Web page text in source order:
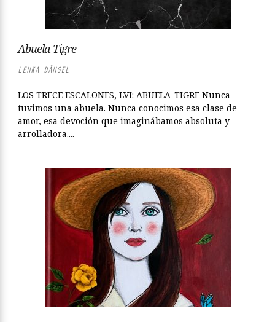
Abuela-Tigre
LENKA DÁNGEL
LOS TRECE ESCALONES, LVI: ABUELA-TIGRE Nunca
tuvimos una abuela. Nunca conocimos esa clase de
amor, esa devoción que imaginábamos absoluta y
arrolladora....